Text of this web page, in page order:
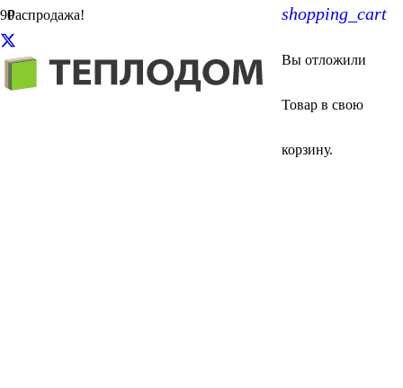
shopping_cart
Вы отложили
Товар в свою
корзину.
Распродажа!